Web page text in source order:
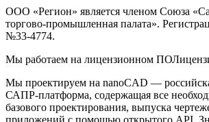
ООО «Регион» является членом Союза
торгово-промышленная палата».
№33-4774.
Мы работаем на лицензионном
Мы проектируем на nanoCAD —
САПР-платформа, содержащая все
базового проектирования, выпуска
приложений с помощью открытого API.